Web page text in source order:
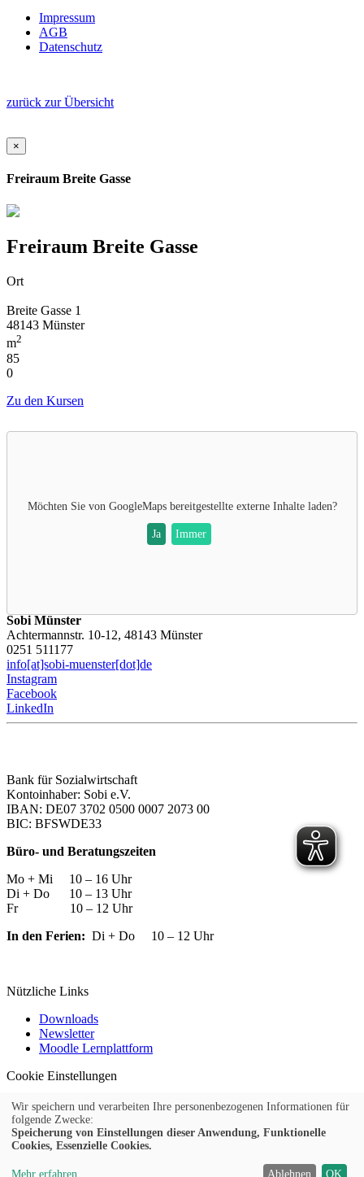
Impressum
AGB
Datenschutz
zurück zur Übersicht
×
Freiraum Breite Gasse
Freiraum Breite Gasse
Ort
Breite Gasse 1
48143 Münster
m2
85
0
Zu den Kursen
Möchten Sie von GoogleMapsbereitgestellte externe Inhalte laden?
Ja Immer
Sobi Münster
Achtermannstr. 10-12, 48143 Münster
0251 511177
info[at]sobi-muenster[dot]de
Instagram
Facebook
LinkedIn
Bank für Sozialwirtschaft
Kontoinhaber: Sobi e.V.
IBAN: DE07 3702 0500 0007 2073 00
BIC: BFSWDE33
Büro- und Beratungszeiten
Mo + Mi 10 – 16 Uhr
Di + Do 10 – 13 Uhr
Fr 10 – 12 Uhr
In den Ferien: Di + Do 10 – 12 Uhr
Nützliche Links
Downloads
Newsletter
Moodle Lernplattform
Cookie Einstellungen
Widerrufsformular
© 2026 Kufer Software GmbH
Impressum
Wir speichern und verarbeiten Ihre personenbezogenen Informationen für
folgende Zwecke:
Speicherung von Einstellungen dieser Anwendung, Funktionelle
Cookies, Essenzielle Cookies.
Mehr erfahren Ablehnen OK